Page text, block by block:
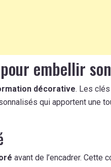
embellir
décorative. Les
qui apportent une
avant de l’encadrer. Cette